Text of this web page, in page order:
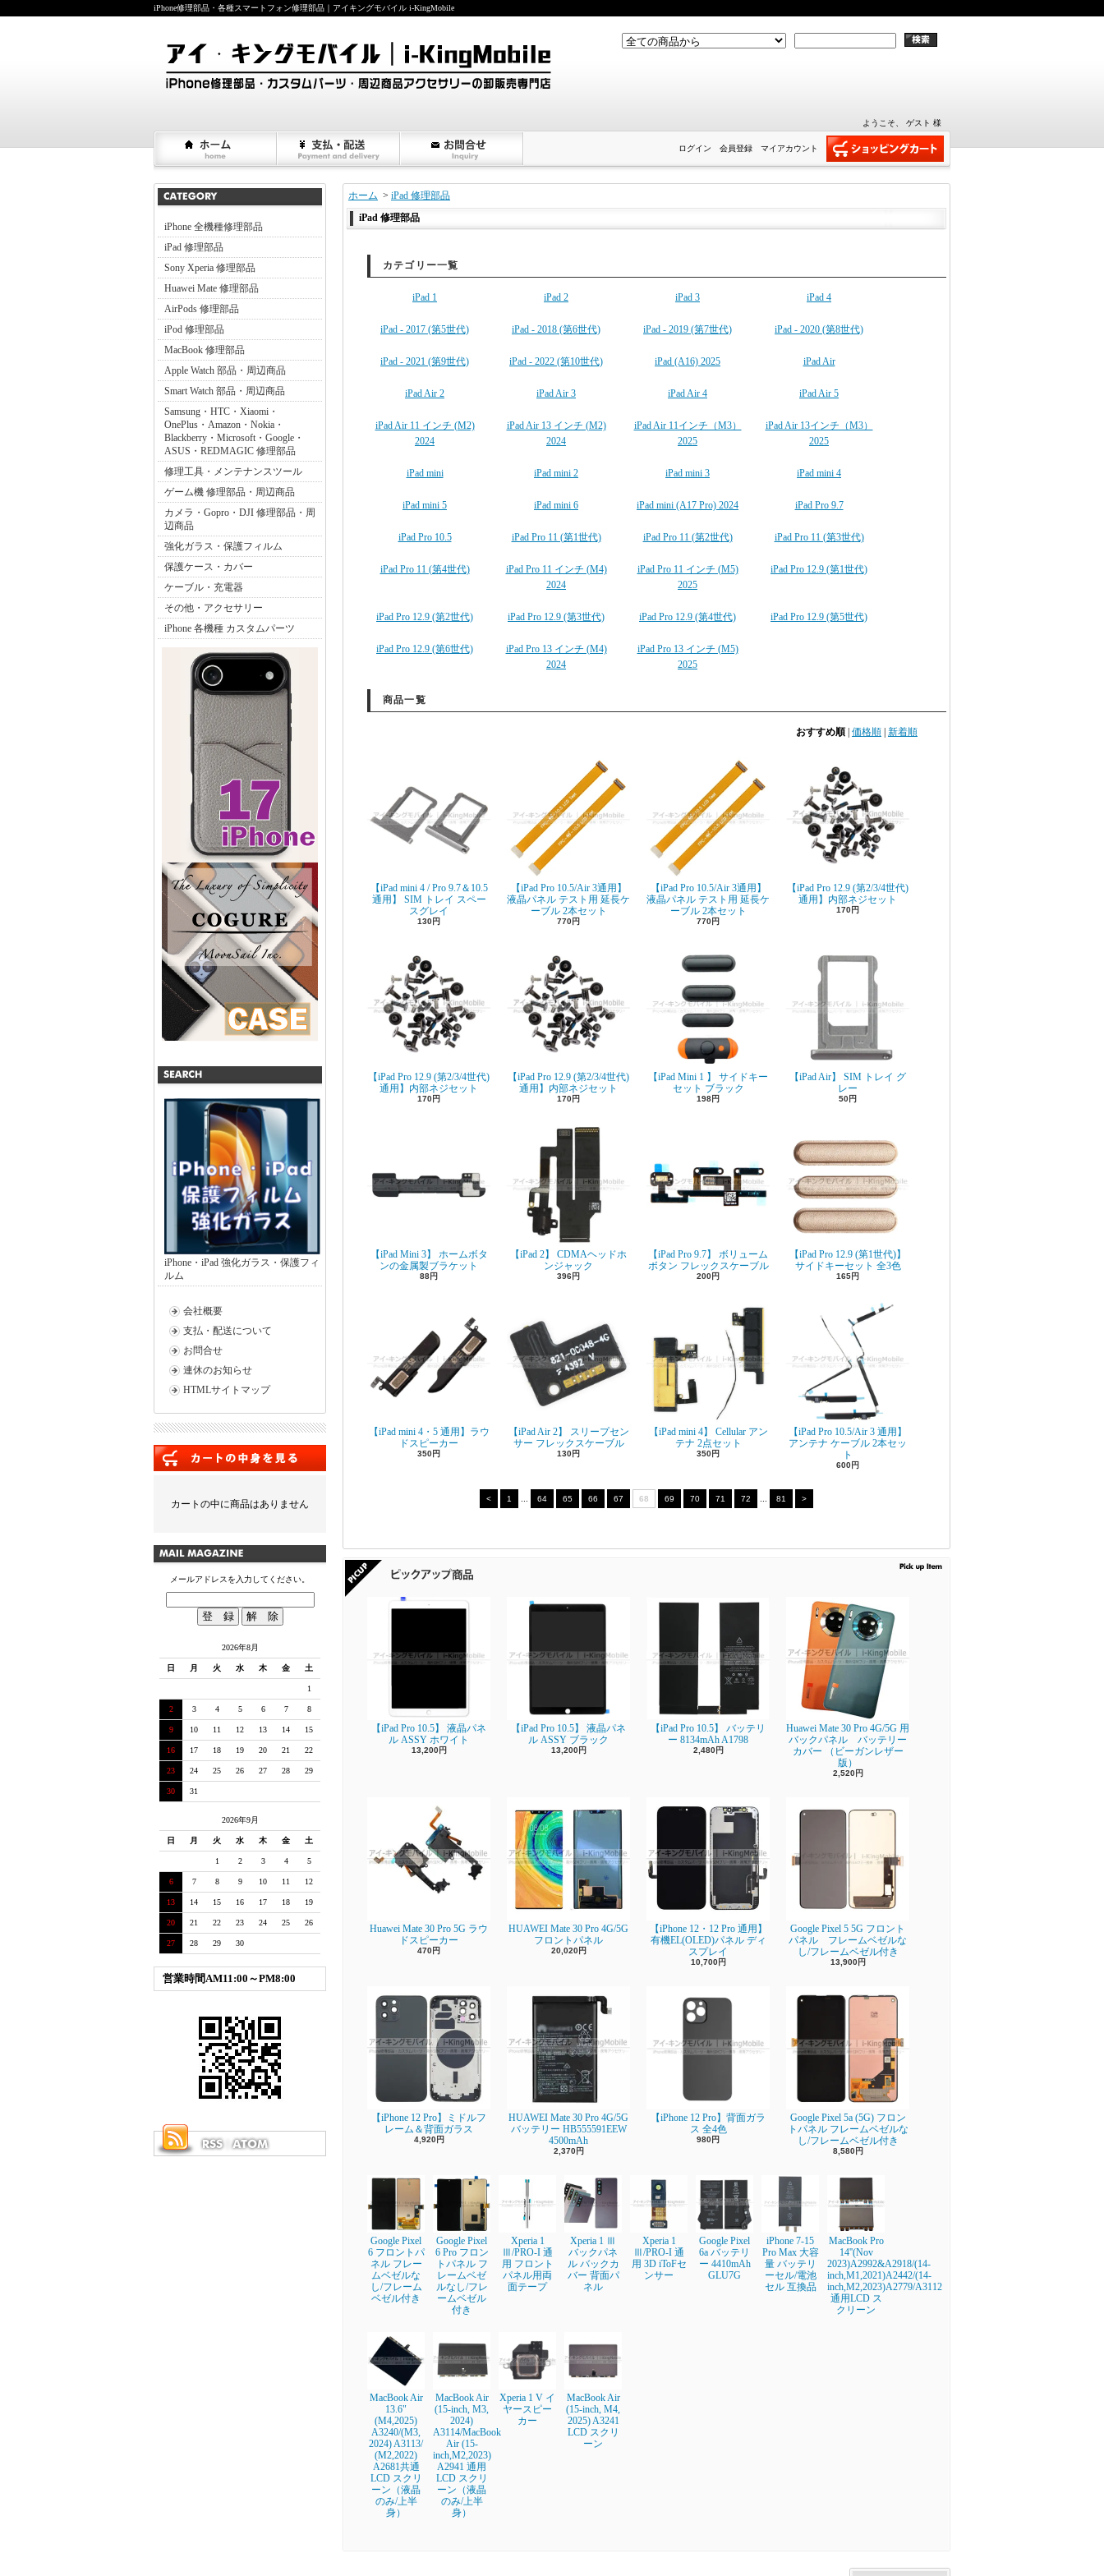
iPhone修理部品・各種スマートフォン修理部品｜アイキングモバイル i-KingMobile
ようこそ、 ゲスト 様
マイアカウント
会員登録
ログイン
iPhone 全機種修理部品
iPad 修理部品
Sony Xperia 修理部品
Huawei Mate 修理部品
AirPods 修理部品
iPod 修理部品
MacBook 修理部品
Apple Watch 部品・周辺商品
Smart Watch 部品・周辺商品
Samsung・HTC・Xiaomi・
OnePlus・Amazon・Nokia・
Blackberry・Microsoft・Google・
ASUS・REDMAGIC 修理部品
修理工具・メンテナンスツール
ゲーム機 修理部品・周辺商品
カメラ・Gopro・DJI 修理部品・周
辺商品
強化ガラス・保護フィルム
保護ケース・カバー
ケーブル・充電器
その他・アクセサリー
iPhone 各機種 カスタムパーツ
iPhone・iPad 強化ガラス・保護フィ
ルム
会社概要
支払・配送について
お問合せ
連休のお知らせ
HTMLサイトマップ
カートの中に商品はありません
メールアドレスを入力してください。
2026年8月
日 月 火 水 木 金 土
1
2 3 4 5 6 7 8
9 10 11 12 13 14 15
16 17 18 19 20 21 22
23 24 25 26 27 28 29
30 31
2026年9月
日 月 火 水 木 金 土
1 2 3 4 5
6 7 8 9 10 11 12
13 14 15 16 17 18 19
20 21 22 23 24 25 26
27 28 29 30
営業時間AM11:00～PM8:00
ホーム > iPad 修理部品
iPad 修理部品
カテゴリー一覧
iPad 1 iPad 2 iPad 3 iPad 4
iPad - 2017 (第5世代) iPad - 2018 (第6世代) iPad - 2019 (第7世代) iPad - 2020 (第8世代)
iPad - 2021 (第9世代) iPad - 2022 (第10世代) iPad (A16) 2025 iPad Air
iPad Air 2 iPad Air 3 iPad Air 4 iPad Air 5
iPad Air 11 インチ (M2)
2024
iPad Air 13 インチ (M2)
2024
iPad Air 11インチ（M3）
2025
iPad Air 13インチ（M3）
2025
iPad mini iPad mini 2 iPad mini 3 iPad mini 4
iPad mini 5 iPad mini 6 iPad mini (A17 Pro) 2024 iPad Pro 9.7
iPad Pro 10.5 iPad Pro 11 (第1世代) iPad Pro 11 (第2世代) iPad Pro 11 (第3世代)
iPad Pro 11 (第4世代)
iPad Pro 11 インチ (M4)
2024
iPad Pro 11 インチ (M5)
2025
iPad Pro 12.9 (第1世代)
iPad Pro 12.9 (第2世代) iPad Pro 12.9 (第3世代) iPad Pro 12.9 (第4世代) iPad Pro 12.9 (第5世代)
iPad Pro 12.9 (第6世代)
iPad Pro 13 インチ (M4)
2024
iPad Pro 13 インチ (M5)
2025
商品一覧
おすすめ順 価格順 新着順
【iPad mini 4 / Pro 9.7＆10.5
通用】 SIM トレイ スペー
スグレイ
130円
【iPad Pro 10.5/Air 3通用】
液晶パネル テスト用 延長ケ
ーブル 2本セット
770円
【iPad Pro 10.5/Air 3通用】
液晶パネル テスト用 延長ケ
ーブル 2本セット
770円
【iPad Pro 12.9 (第2/3/4世代)
通用】内部ネジセット
170円
【iPad Pro 12.9 (第2/3/4世代)
通用】内部ネジセット
170円
【iPad Pro 12.9 (第2/3/4世代)
通用】内部ネジセット
170円
【iPad Mini 1 】 サイドキー
セット ブラック
198円
【iPad Air】 SIM トレイ グ
レー
50円
【iPad Mini 3】 ホームボタ
ンの金属製ブラケット
88円
【iPad 2】 CDMAヘッドホ
ンジャック
396円
【iPad Pro 9.7】 ボリューム
ボタン フレックスケーブル
200円
【iPad Pro 12.9 (第1世代)】
サイドキーセット 全3色
165円
【iPad mini 4・5 通用】ラウ
ドスピーカー
350円
【iPad Air 2】 スリープセン
サー フレックスケーブル
130円
【iPad mini 4】 Cellular アン
テナ 2点セット
350円
【iPad Pro 10.5/Air 3 通用】
アンテナ ケーブル 2本セッ
ト
600円
< 1 64 65 66 67 68 69 70 71 72 81 >
【iPad Pro 10.5】 液晶パネ
ル ASSY ホワイト
13,200円
【iPad Pro 10.5】 液晶パネ
ル ASSY ブラック
13,200円
【iPad Pro 10.5】 バッテリ
ー 8134mAh A1798
2,480円
Huawei Mate 30 Pro 4G/5G 用
バックパネル バッテリー
カバー （ビーガンレザー
版）
2,520円
Huawei Mate 30 Pro 5G ラウ
ドスピーカー
470円
HUAWEI Mate 30 Pro 4G/5G
フロントパネル
20,020円
【iPhone 12・12 Pro 通用】
有機EL(OLED)パネル ディ
スプレイ
10,700円
Google Pixel 5 5G フロント
パネル フレームベゼルな
し/フレームベゼル付き
13,900円
【iPhone 12 Pro】ミドルフ
レーム＆背面ガラス
4,920円
HUAWEI Mate 30 Pro 4G/5G
バッテリー HB555591EEW
4500mAh
2,370円
【iPhone 12 Pro】背面ガラ
ス 全4色
980円
Google Pixel 5a (5G) フロン
トパネル フレームベゼルな
し/フレームベゼル付き
8,580円
Google Pixel
6 フロントパ
ネル フレー
ムベゼルな
し/フレーム
ベゼル付き
Google Pixel
6 Pro フロン
トパネル フ
レームベゼ
ルなし/フレ
ームベゼル
付き
Xperia 1
Ⅲ/PRO-I 通
用 フロント
パネル用両
面テープ
Xperia 1 Ⅲ
バックパネ
ル バックカ
バー 背面パ
ネル
Xperia 1
Ⅲ/PRO-I 通
用 3D iToFセ
ンサー
Google Pixel
6a バッテリ
ー 4410mAh
GLU7G
iPhone 7-15
Pro Max 大容
量 バッテリ
ーセル/電池
セル 互換品
MacBook Pro
14''(Nov
2023)A2992&A2918/(14-
inch,M1,2021)A2442/(14-
inch,M2,2023)A2779/A3112
通用LCD ス
クリーン
MacBook Air
13.6"
(M4,2025)
A3240/(M3,
2024) A3113/
(M2,2022)
A2681共通
LCD スクリ
ーン（液晶
のみ/上半
身）
MacBook Air
(15-inch, M3,
2024)
A3114/MacBook
Air (15-
inch,M2,2023)
A2941 通用
LCD スクリ
ーン（液晶
のみ/上半
身）
Xperia 1 V イ
ヤースピー
カー
MacBook Air
(15-inch, M4,
2025) A3241
LCD スクリ
ーン